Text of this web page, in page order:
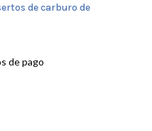
de carburo de
de pago